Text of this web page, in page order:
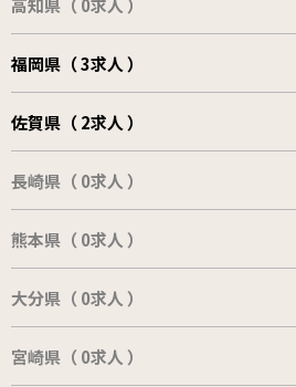
高知県（ 0求人 ）
福岡県（ 3求人 ）
佐賀県（ 2求人 ）
長崎県（ 0求人 ）
熊本県（ 0求人 ）
大分県（ 0求人 ）
宮崎県（ 0求人 ）